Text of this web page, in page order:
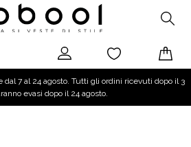
dal 7 al 24 agosto. Tutti gli ordini ricevuti dopo il 3
evasi dopo il 24 agosto.